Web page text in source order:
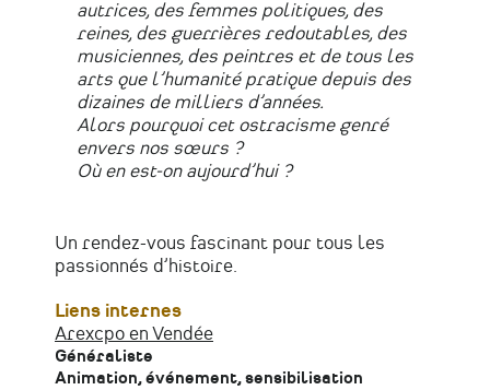
autrices, des femmes politiques, des
reines, des guerrières redoutables, des
musiciennes, des peintres et de tous les
arts que l’humanité pratique depuis des
dizaines de milliers d’années.
Alors pourquoi cet ostracisme genré
envers nos sœurs ?
Où en est-on aujourd’hui ?
Un rendez-vous fascinant pour tous les
passionnés d’histoire.
Liens internes
Arexcpo en Vendée
Généraliste
Animation, événement, sensibilisation